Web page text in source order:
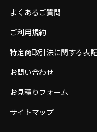
よくあるご質問
ご利用規約
特定商取引法に関する表記
お問い合わせ
お見積りフォーム
サイトマップ